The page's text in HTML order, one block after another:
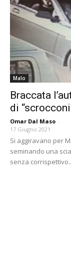
Malo
Braccata
di
Omar Dal Maso -
17 Giugno 2021
Si aggiravano per
seminando una
senza